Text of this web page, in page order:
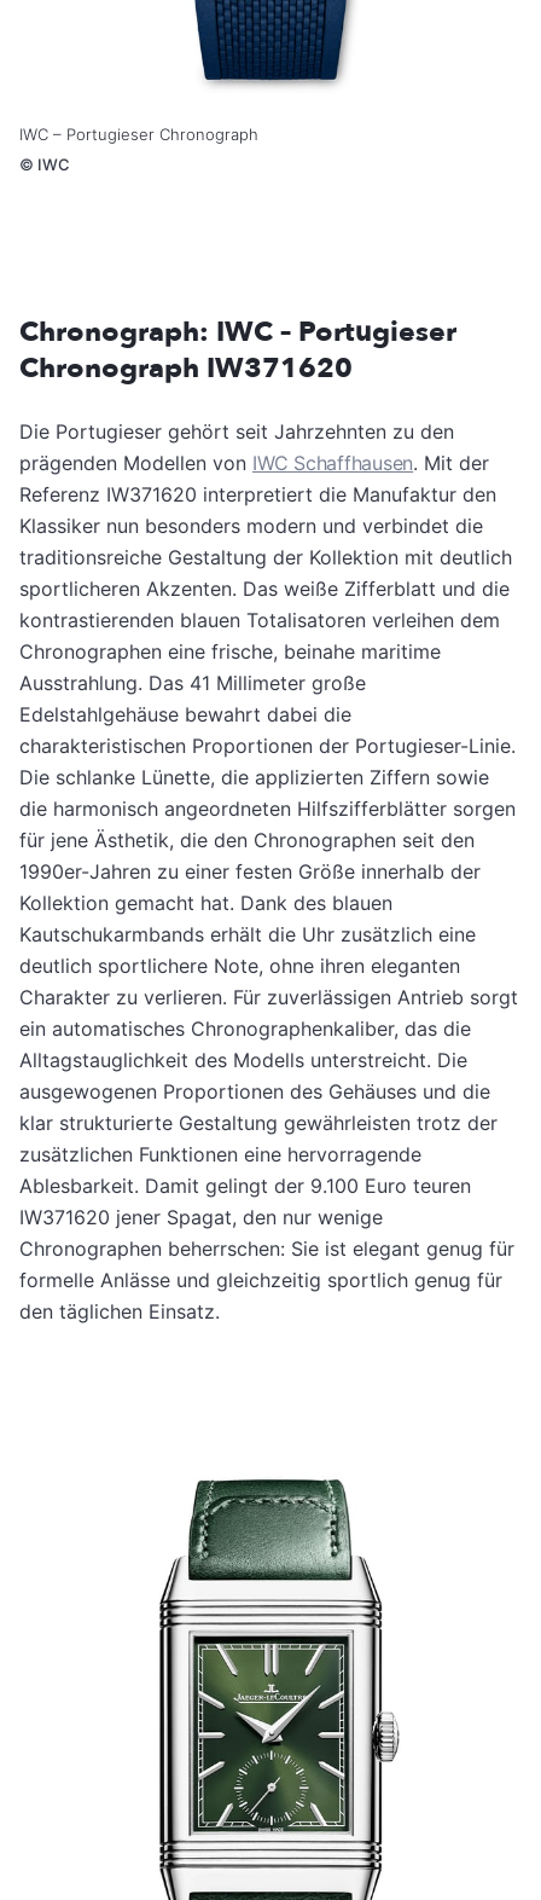
IWC – Portugieser Chronograph
© IWC
Chronograph: IWC – Portugieser
Chronograph IW371620
Die Portugieser gehört seit Jahrzehnten zu den
prägenden Modellen von IWC Schaffhausen. Mit der
Referenz IW371620 interpretiert die Manufaktur den
Klassiker nun besonders modern und verbindet die
traditionsreiche Gestaltung der Kollektion mit deutlich
sportlicheren Akzenten. Das weiße Zifferblatt und die
kontrastierenden blauen Totalisatoren verleihen dem
Chronographen eine frische, beinahe maritime
Ausstrahlung. Das 41 Millimeter große
Edelstahlgehäuse bewahrt dabei die
charakteristischen Proportionen der Portugieser-Linie.
Die schlanke Lünette, die applizierten Ziffern sowie
die harmonisch angeordneten Hilfszifferblätter sorgen
für jene Ästhetik, die den Chronographen seit den
1990er-Jahren zu einer festen Größe innerhalb der
Kollektion gemacht hat. Dank des blauen
Kautschukarmbands erhält die Uhr zusätzlich eine
deutlich sportlichere Note, ohne ihren eleganten
Charakter zu verlieren. Für zuverlässigen Antrieb sorgt
ein automatisches Chronographenkaliber, das die
Alltagstauglichkeit des Modells unterstreicht. Die
ausgewogenen Proportionen des Gehäuses und die
klar strukturierte Gestaltung gewährleisten trotz der
zusätzlichen Funktionen eine hervorragende
Ablesbarkeit. Damit gelingt der 9.100 Euro teuren
IW371620 jener Spagat, den nur wenige
Chronographen beherrschen: Sie ist elegant genug für
formelle Anlässe und gleichzeitig sportlich genug für
den täglichen Einsatz.